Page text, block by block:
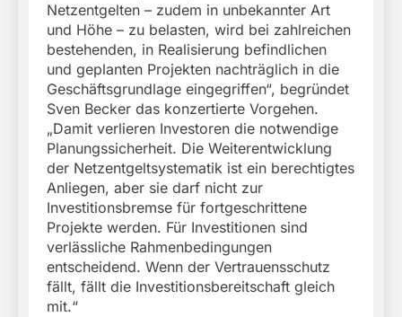
Netzentgelten – zudem in unbekannter Art
und Höhe – zu belasten, wird bei zahlreichen
bestehenden, in Realisierung befindlichen
und geplanten Projekten nachträglich in die
Geschäftsgrundlage eingegriffen“, begründet
Sven Becker das konzertierte Vorgehen.
„Damit verlieren Investoren die notwendige
Planungssicherheit. Die Weiterentwicklung
der Netzentgeltsystematik ist ein berechtigtes
Anliegen, aber sie darf nicht zur
Investitionsbremse für fortgeschrittene
Projekte werden. Für Investitionen sind
verlässliche Rahmenbedingungen
entscheidend. Wenn der Vertrauensschutz
fällt, fällt die Investitionsbereitschaft gleich
mit.“